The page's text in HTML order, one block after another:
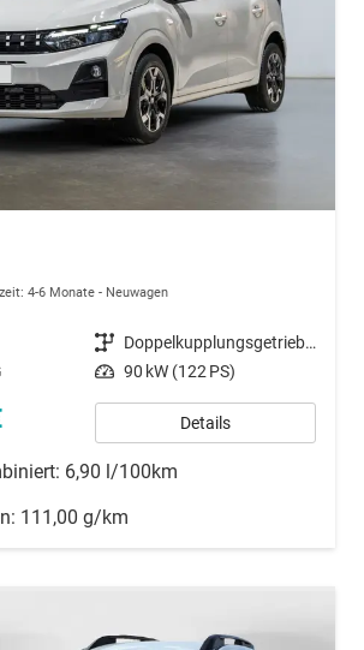
4-6 Monate Neuwagen
Getriebe
Doppelkupplungsgetriebe (DSG)
Leistung 90 kW (122 PS)
Details
6,90 l/100km
111,00 g/km